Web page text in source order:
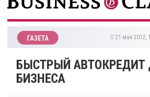
ГАЗЕТА 21 мая 2012,
БЫСТРЫЙ АВТОКРЕДИТ
БИЗНЕСА